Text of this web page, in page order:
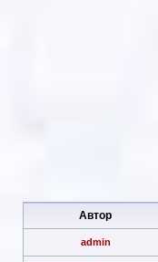
Автор
admin